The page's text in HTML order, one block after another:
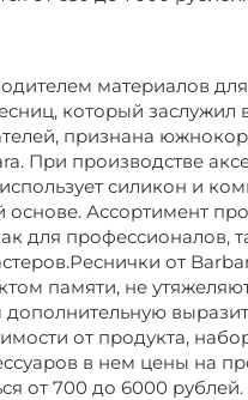
материалов для
который заслужил
признана
При производстве
силикон и
основе. Ассортимент
для профессионалов,
от
памяти, не
от продукта,
в нем цены на
от 700 до 6000 рублей.